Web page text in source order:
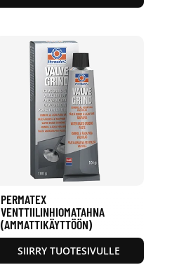
PERMATEX
VENTTIILINHIOMATAHNA
(AMMATTIKÄYTTÖÖN)
SIIRRY TUOTESIVULLE